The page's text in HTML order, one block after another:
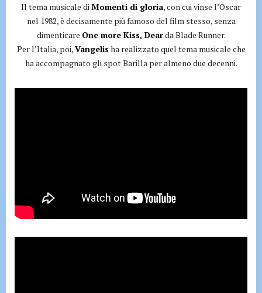
Il tema musicale diMomenti di gloria, con cui vinse l’Oscar
nel 1982, è decisamente più famoso del film stesso, senza
dimenticare One more Kiss, Dearda Blade Runner.
Per l’Italia, poi,Vangelis ha realizzato quel tema musicale che
ha accompagnato gli spot Barilla per almeno due decenni.